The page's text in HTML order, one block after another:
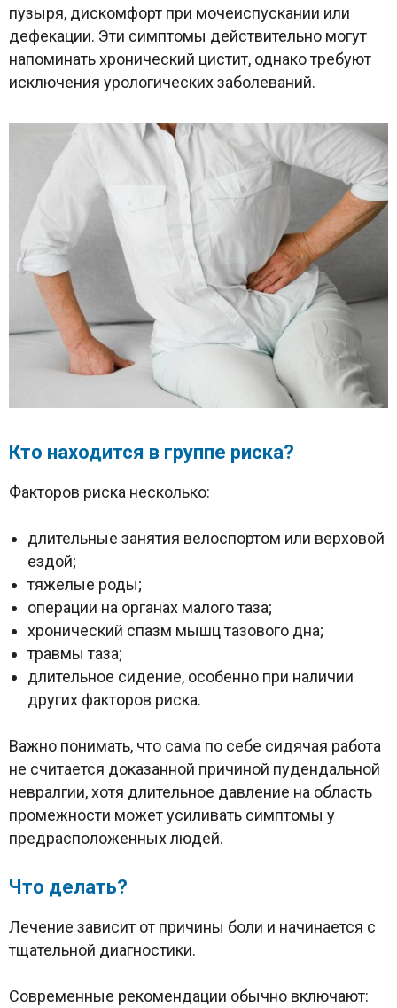
пузыря, дискомфорт при мочеиспускании или
дефекации. Эти симптомы действительно могут
напоминать хронический цистит, однако требуют
исключения урологических заболеваний.
Кто находится в группе риска?
Факторов риска несколько:
длительные занятия велоспортом или верховой
ездой;
тяжелые роды;
операции на органах малого таза;
хронический спазм мышц тазового дна;
травмы таза;
длительное сидение, особенно при наличии
других факторов риска.
Важно понимать, что сама по себе сидячая работа
не считается доказанной причиной пудендальной
невралгии, хотя длительное давление на область
промежности может усиливать симптомы у
предрасположенных людей.
Что делать?
Лечение зависит от причины боли и начинается с
тщательной диагностики.
Современные рекомендации обычно включают: